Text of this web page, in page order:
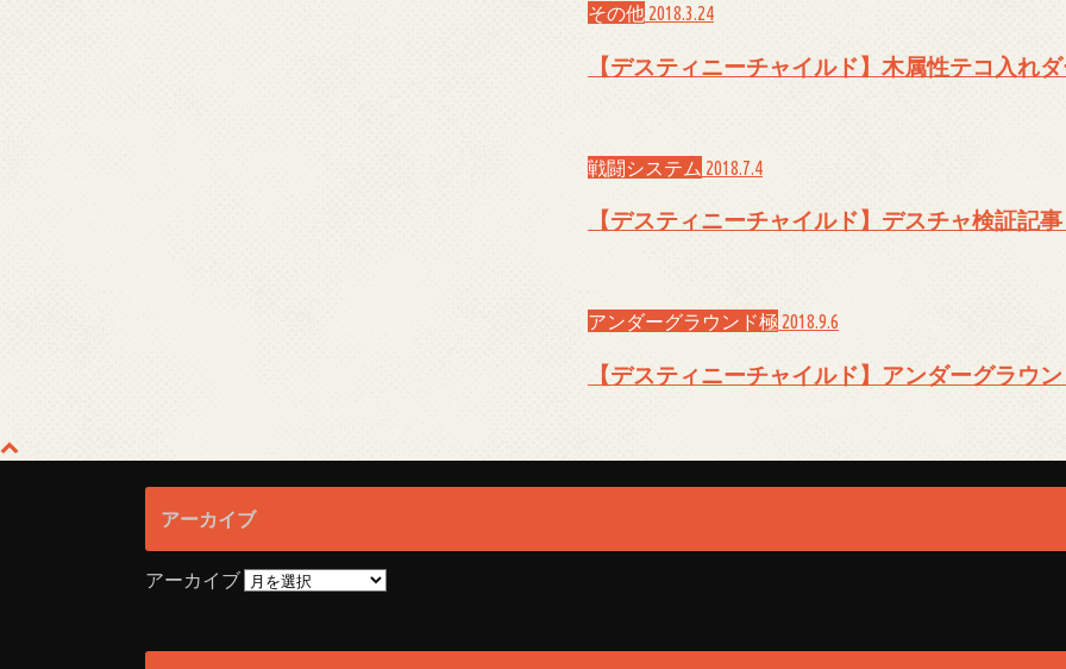
その他 2018.3.24
【デスティニーチャイルド】木属性テコ入れ
戦闘システム 2018.7.4
【デスティニーチャイルド】デスチャ検証記
アンダーグラウンド極 2018.9.6
【デスティニーチャイルド】アンダーグラウ
アーカイブ
アーカイブ